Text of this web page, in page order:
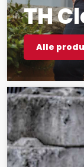
TH
Alle